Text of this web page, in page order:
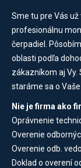
Sme tu pre Vás
profesionálnu
čerpadiel.
oblasti podľa
zákazníkom aj
staráme sa o
Nie je firma ako
Oprávnenie
Overenie
Overenie odb.
Doklad o overení